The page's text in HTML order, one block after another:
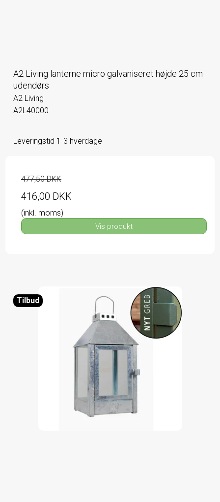
A2 Living lanterne micro galvaniseret højde 25 cm
udendørs
A2 Living
A2L40000
Leveringstid 1-3 hverdage
477,50 DKK
416,00 DKK
(inkl. moms)
Vis produkt
Tilbud